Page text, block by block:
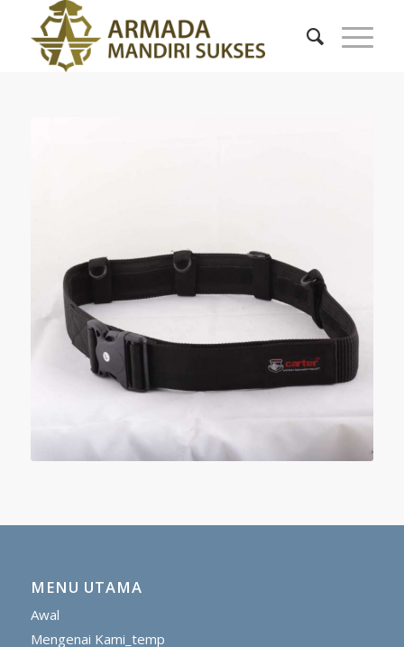
MENU UTAMA
Awal
Mengenai Kami_temp